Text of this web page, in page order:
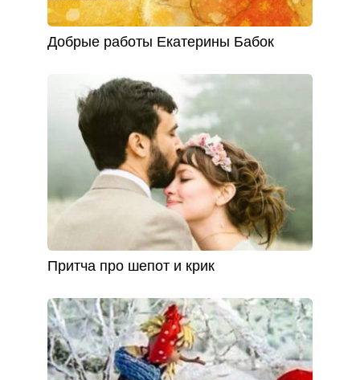
Добрые работы Екатерины Бабок
Притча про шепот и крик